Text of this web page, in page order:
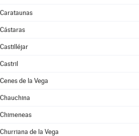
Carataunas
Cástaras
Castilléjar
Castril
Cenes de la Vega
Chauchina
Chimeneas
Churriana de la Vega